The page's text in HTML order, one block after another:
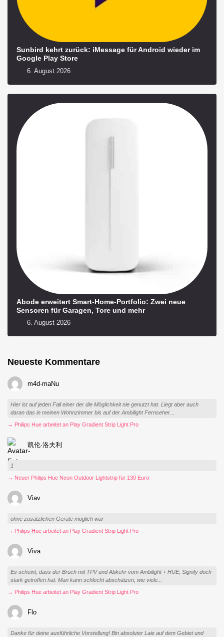
Sunbird kehrt zurück: iMessage für Android wieder im
Google Play Store
6. August 2026
Abode erweitert Smart-Home-Portfolio: Zwei neue
Sensoren für Garagen, Tore und mehr
6. August 2026
Neueste Kommentare
m4d-maNu
Hier ist auf jeden Fall einer der die Möglichkeit nie genutzt hat. Liegt aber auch
daran das in meinen Wohnzimmer bis auf der Ambilight Fernseher...
→ Philips Hue arbeitet an Play Gradient Strip Light Pro
凯伦·洛夫利
1
→ Neuer Philips Hue Neon Outdoor Lightstrip für 130 Euro
Viav
ohne zusätzlichen Geräte möglich war
→ Philips Hue arbeitet an Play Gradient Strip Light Pro
Viva
Es scheint, dass der Bruch mit TPV und Abkehr vom Ambilight + HUE, Signify doch
stark getroffen hat. Man kann schlecht abschätzen, wie viele...
→ Philips Hue arbeitet an Play Gradient Strip Light Pro
Flo
Danke für deine ausführliche Vorstellung! Bin absoluter Laie auf dem Gebiet und